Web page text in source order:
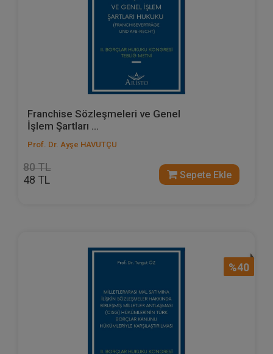
Franchise Sözleşmeleri ve Genel
İşlem Şartları ...
Prof. Dr. Ayşe HAVUTÇU
80 TL
48 TL Sepete Ekle
%40